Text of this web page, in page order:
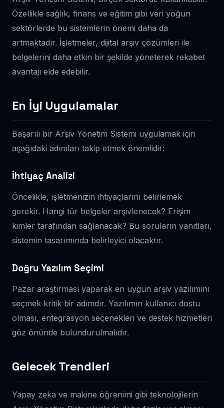
Özellikle sağlık, finans ve eğitim gibi veri yoğun
sektörlerde bu sistemlerin önemi daha da
artmaktadır. İşletmeler, dijital arşiv çözümleri ile
belgelerini daha etkin bir şekilde yöneterek rekabet
avantajı elde edebilir.
En İyi Uygulamalar
Başarılı bir Arşiv Yönetim Sistemi uygulamak için
aşağıdaki adımları takip etmek önemlidir:
İhtiyaç Analizi
Öncelikle, işletmenizin ihtiyaçlarını belirlemek
gerekir. Hangi tür belgeler arşivlenecek? Erişim
kimler tarafından sağlanacak? Bu soruların yanıtları,
sistemin tasarımında belirleyici olacaktır.
Doğru Yazılım Seçimi
Pazar araştırması yaparak en uygun arşiv yazılımını
seçmek kritik bir adımdır. Yazılımın kullanıcı dostu
olması, entegrasyon seçenekleri ve destek hizmetleri
göz önünde bulundurulmalıdır.
Gelecek Trendleri
Yapay zeka ve makine öğrenimi gibi teknolojilerin